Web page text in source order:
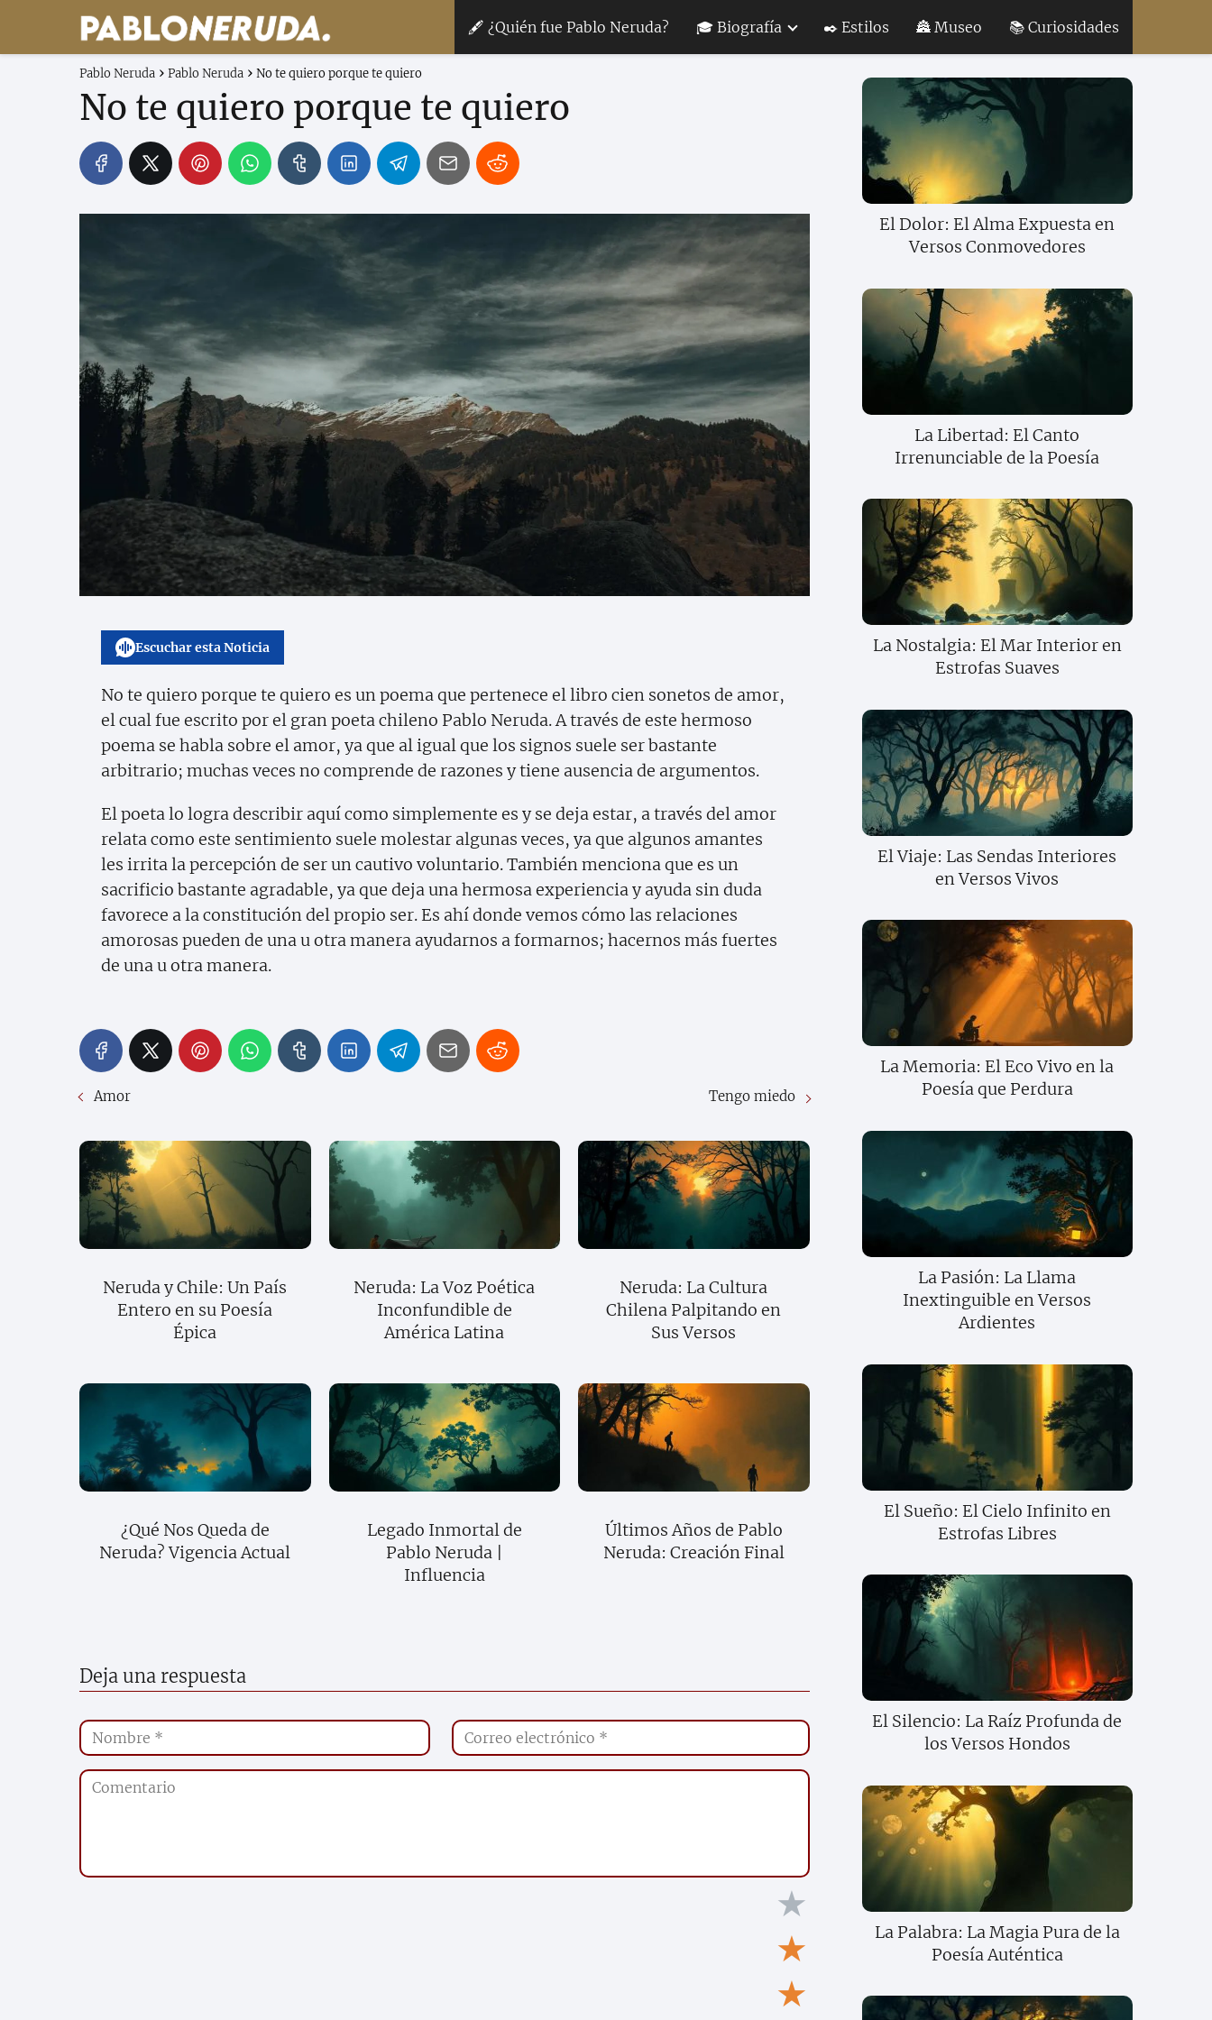
🖋 ¿Quién fue Pablo Neruda? 🎓 Biografía ✒️ Estilos 🏯 Museo 📚 Curiosidades
Pablo Neruda Pablo Neruda No te quiero porque te quiero
No te quiero porque te quiero
Escuchar esta Noticia
No te quiero porque te quiero es un poema que pertenece el libro cien sonetos de amor,
el cual fue escrito por el gran poeta chileno Pablo Neruda. A través de este hermoso
poema se habla sobre el amor, ya que al igual que los signos suele ser bastante
arbitrario; muchas veces no comprende de razones y tiene ausencia de argumentos.
El poeta lo logra describir aquí como simplemente es y se deja estar, a través del amor
relata como este sentimiento suele molestar algunas veces, ya que algunos amantes
les irrita la percepción de ser un cautivo voluntario. También menciona que es un
sacrificio bastante agradable, ya que deja una hermosa experiencia y ayuda sin duda
favorece a la constitución del propio ser. Es ahí donde vemos cómo las relaciones
amorosas pueden de una u otra manera ayudarnos a formarnos; hacernos más fuertes
de una u otra manera.
Amor Tengo miedo
Neruda y Chile: Un País
Entero en su Poesía
Épica
Neruda: La Voz Poética
Inconfundible de
América Latina
Neruda: La Cultura
Chilena Palpitando en
Sus Versos
¿Qué Nos Queda de
Neruda? Vigencia Actual
Legado Inmortal de
Pablo Neruda |
Influencia
Últimos Años de Pablo
Neruda: Creación Final
Deja una respuesta
★
★
★
El Dolor: El Alma Expuesta en
Versos Conmovedores
La Libertad: El Canto
Irrenunciable de la Poesía
La Nostalgia: El Mar Interior en
Estrofas Suaves
El Viaje: Las Sendas Interiores
en Versos Vivos
La Memoria: El Eco Vivo en la
Poesía que Perdura
La Pasión: La Llama
Inextinguible en Versos
Ardientes
El Sueño: El Cielo Infinito en
Estrofas Libres
El Silencio: La Raíz Profunda de
los Versos Hondos
La Palabra: La Magia Pura de la
Poesía Auténtica